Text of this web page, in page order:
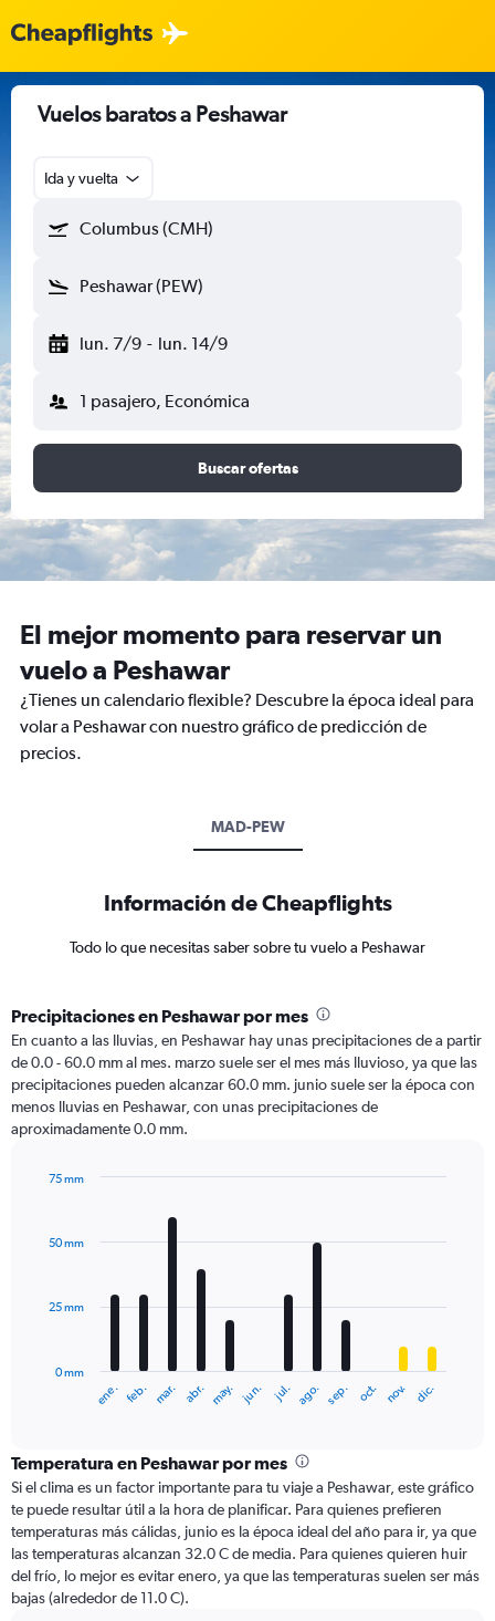
Vuelos baratos a Peshawar
Ida y vuelta
Columbus (CMH)
Peshawar (PEW)
lun. 7/9 - lun. 14/9
1 pasajero, Económica
Buscar ofertas
El mejor momento para reservar un
vuelo a Peshawar
¿Tienes un calendario flexible? Descubre la época ideal para
volar a Peshawar con nuestro gráfico de predicción de
precios.
MAD-PEW
Información de Cheapflights
Todo lo que necesitas saber sobre tu vuelo a Peshawar
Precipitaciones en Peshawar por mes
En cuanto a las lluvias, en Peshawar hay unas precipitaciones de a partir
de 0.0 - 60.0 mm al mes. marzo suele ser el mes más lluvioso, ya que las
precipitaciones pueden alcanzar 60.0 mm. junio suele ser la época con
menos lluvias en Peshawar, con unas precipitaciones de
aproximadamente 0.0 mm.
with
12
The
categories.
Range:
12
categories.
The
chart
has
1
ene. feb. mar. abr. may. jun. jul. ago. sep. oct. nov. dic.
0 mm
25 mm
50 mm
75 mm
Temperatura en Peshawar por mes
Si el clima es un factor importante para tu viaje a Peshawar, este gráfico
te puede resultar útil a la hora de planificar. Para quienes prefieren
temperaturas más cálidas, junio es la época ideal del año para ir, ya que
las temperaturas alcanzan 32.0 C de media. Para quienes quieren huir
del frío, lo mejor es evitar enero, ya que las temperaturas suelen ser más
bajas (alrededor de 11.0 C).